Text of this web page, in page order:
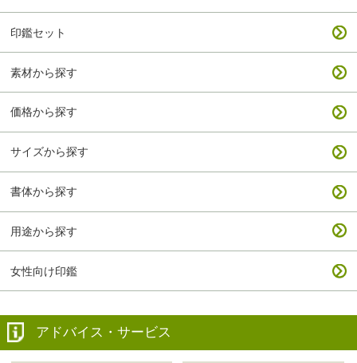
印鑑セット
素材から探す
価格から探す
サイズから探す
書体から探す
用途から探す
女性向け印鑑
アドバイス・サービス